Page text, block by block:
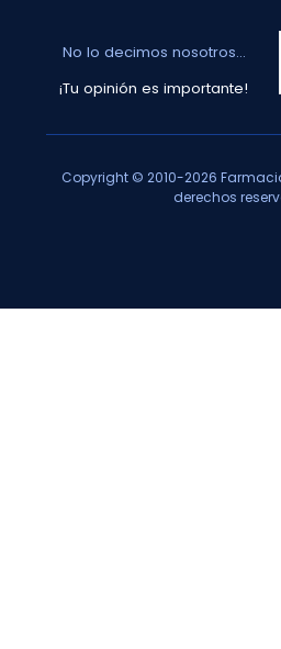
No lo decimos nosotros...
¡Tu opinión es importante!
Copyright © 2010-2026
derechos